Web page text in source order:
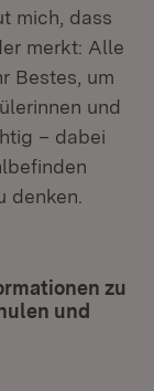
mich, dass
merkt: Alle
Bestes, um
und
– dabei
denken.
zu
und